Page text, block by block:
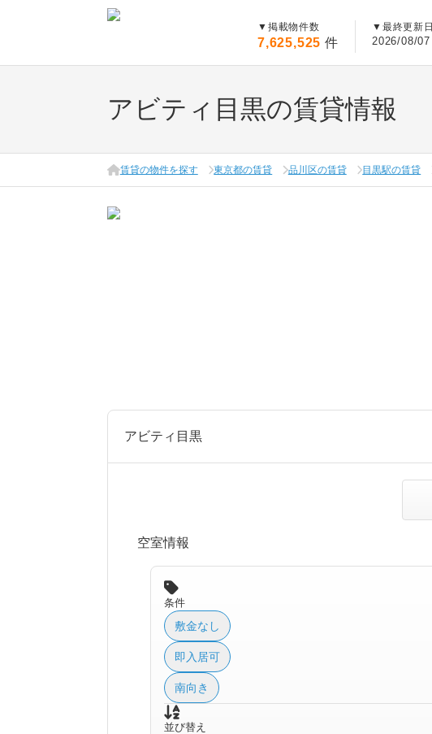
▼ 掲載物件数
7,625,525 件
▼ 最終更新日
2026/08/07
アビティ目黒の賃貸情報
賃貸の物件を探す 東京都の賃貸 品川区の賃貸 目黒駅の賃貸
アビティ目黒
空室情報
条件
敷金なし
即入居可
南向き
並び替え